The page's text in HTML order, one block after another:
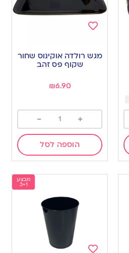
to
wishlist
מגש רולדה אוקינוס שחור
שקוף פס זהב
₪6.90
+
-
הוספה לסל
מבצע
3+1